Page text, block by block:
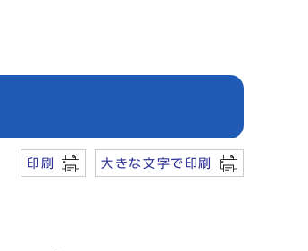
印刷 大きな文字で印刷